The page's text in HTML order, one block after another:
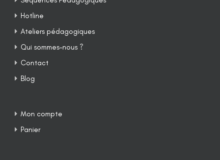
Hotline
Ateliers pédagogiques
Qui sommes-nous ?
Contact
Blog
Mon compte
Panier